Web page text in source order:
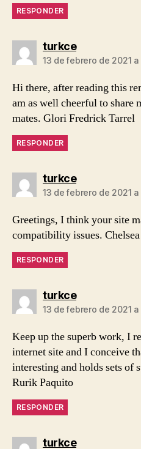
RESPONDER
turkcedice:
13 de febrero de 2021 a
Hi there, after reading this
am as well cheerful to share
mates. Glori Fredrick Tarrel
RESPONDER
turkcedice:
13 de febrero de 2021 a
Greetings, I think your site
compatibility issues.
RESPONDER
turkcedice:
13 de febrero de 2021
Keep up the superb work, I
internet site and I conceive
interesting and holds sets
Rurik Paquito
RESPONDER
turkcedice: